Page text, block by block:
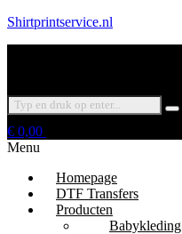
Shirtprintservice.nl
€ 0,00
Menu
Homepage
DTF Transfers
Producten
Babykleding